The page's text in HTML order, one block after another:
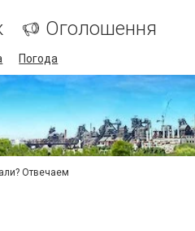
Оголошення
Погода
Отвечаем